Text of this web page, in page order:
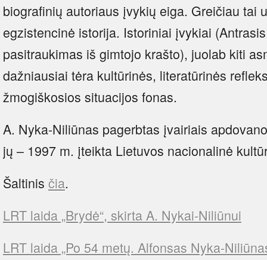
biografinių autoriaus įvykių eiga. Greičiau tai
egzistencinė istorija. Istoriniai įvykiai
pasitraukimas iš gimtojo krašto), juolab kiti
dažniausiai tėra kultūrinės, literatūrinės
žmogiškosios situacijos fonas.
A. Nyka-Niliūnas pagerbtas įvairiais
jų – 1997 m. įteikta Lietuvos nacionalinė
Šaltinis čia.
LRT laida „Brydė“, skirta A. Nykai-Niliūnui
LRT laida „Po 54 metų. Alfonsas Nyka-